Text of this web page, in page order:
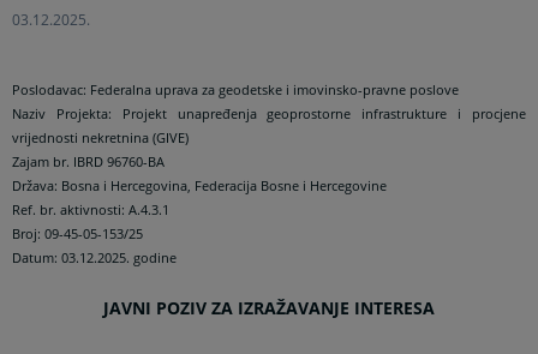
03.12.2025.
Poslodavac: Federalna uprava za geodetske i imovinsko-pravne poslove
Naziv Projekta: Projekt unapređenja geoprostorne infrastrukture i procjene
vrijednosti nekretnina (GIVE)
Zajam br. IBRD 96760-BA
Država: Bosna i Hercegovina, Federacija Bosne i Hercegovine
Ref. br. aktivnosti: A.4.3.1
Broj: 09-45-05-153/25
Datum: 03.12.2025. godine
JAVNI POZIV ZA IZRAŽAVANJE INTERESA